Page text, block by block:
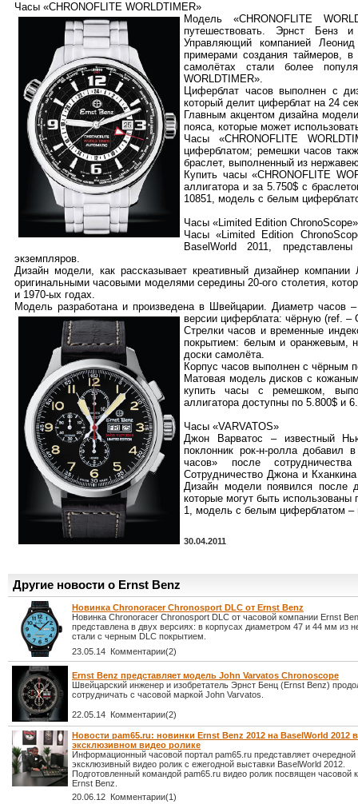
Часы «CHRONOFLITE WORLDTIMER»
Модель «CHRONOFLITE
путешествовать. Эрнст Бенз
Управляющий компанией
примерами создания таймеров,
самолётах стали более
WORLDTIMER».
Циферблат часов выполнен с
который делит циферблат на 24
Главным акцентом дизайна
пояса, которые может
Часы «CHRONOFLITE
циферблатом; ремешки часов
браслет, выполненный из
Купить часы «CHRONOFLITE
аллигатора и за 5.750$ с
10851, модель с белым
Часы «Limited Edition ChronoScope»
Часы «Limited Edition
BaselWorld 2011,
экземпляров.
Дизайн модели, как рассказывает креативный дизайнер
оригинальными часовыми моделями середины 20-ого столетия,
и 1970-ых годах.
Модель разработана и произведена в Швейцарии. Диаметр часов
версии циферблата: чёрную (ref. –
Стрелки часов и временные
покрытием: белым и оранжевым,
доски самолёта.
Корпус часов выполнен с чёрным
Матовая модель дисков с
купить часы с ремешком,
аллигатора доступны по 5.800$ и
Часы «VARVATOS»
Джон Варватос – известный
поклонник рок-н-ролла добавил
часов» после
Сотрудничество Джона и
Дизайн модели появился после
которые могут быть
1, модель с белым циферблатом –
30.04.2011
Другие новости о Ernst Benz
Новинка Chronoracer Chronosport DLC от Ernst Benz
Новинка Chronoracer Chronosport DLC от часовой компании Ernst
представлена в двух версиях: в корпусах диаметром 47 и 44 мм из
стали с черным DLC покрытием.
23.05.14 Комментарии(2)
Ernst Benz представляет модель John Varvatos Chronoscope
Швейцарский инженер и изобретатель Эрнст Бенц (Ernst Benz)
сотрудничать с часовой маркой John Varvatos.
22.05.14 Комментарии(2)
Новости pam65.ru: новинки Ernst Benz 2012 на BaselWorld 2012 в
эксклюзивном видео ролике
Информационный часовой портал pam65.ru представляет очередной
эксклюзивный видео ролик с ежегодной выставки BaselWorld 2012.
Подготовленный командой pam65.ru видео ролик посвящен часовой
Ernst Benz.
20.06.12 Комментарии(1)